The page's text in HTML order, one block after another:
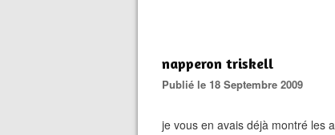
napperon triskell
Publié le 18 Septembre 2009
je vous en avais déjà montré les